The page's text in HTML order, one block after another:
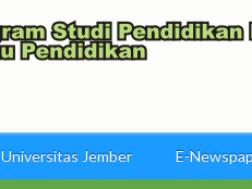
Universitas Jember E-